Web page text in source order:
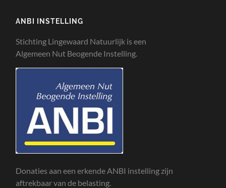
ANBI INSTELLING
Stichting Lingewaard Natuurlijk is een
Algemeen Nut Beogende Instelling.
Donaties aan een erkende ANBI instelling zijn
aftrekbaar van de belasting.